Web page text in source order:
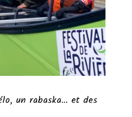
un rabaska… et des